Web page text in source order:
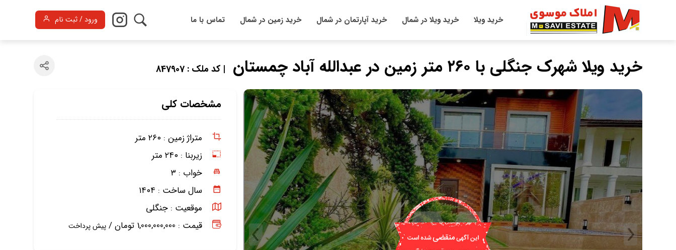
خرید ویلا خرید ویلا در شمال خرید آپارتمان در شمال خرید زمین در شمال تماس با ما ورود / ثبت نام
خرید ویلا شهرک جنگلی با ۲۶۰ متر زمین در عبدالله آباد چمستان | کد ملک : 847907
مشخصات کلی
متراژ زمین : ۲۶۰ متر
زیربنا : ۲۴۰ متر
خواب : ۳
سال ساخت : ۱۴۰۴
موقعیت : جنگلی
قیمت : 1,000,000,000 تومان /
پیش پرداخت